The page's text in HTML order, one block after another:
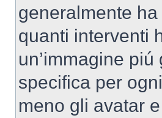
generalmente
quanti interventi
un’immagine
specifica per
meno gli avatar